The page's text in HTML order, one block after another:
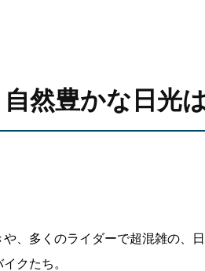
自然豊かな日光
、多くのライダーで超混雑の、
クたち。